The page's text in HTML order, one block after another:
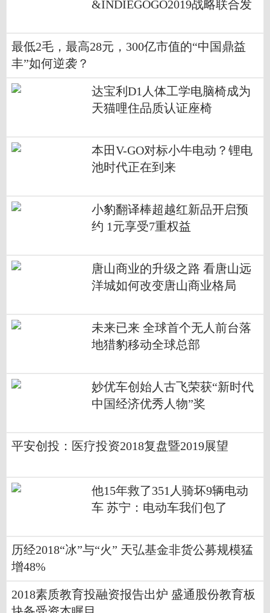
&INDIEGOGO2019战略联合发
最低2毛，最高28元，300亿市值的“中国鼎益
丰”如何逆袭？
达宝利D1人体工学电脑椅成为
天猫哩住品质认证座椅
本田V-GO对标小牛电动？锂电
池时代正在到来
小豹翻译棒超越红新品开启预
约 1元享受7重权益
唐山商业的升级之路 看唐山远
洋城如何改变唐山商业格局
未来已来 全球首个无人前台落
地猎豹移动全球总部
妙优车创始人古飞荣获“新时代
中国经济优秀人物”奖
平安创投：医疗投资2018复盘暨2019展望
他15年救了351人骑坏9辆电动
车 苏宁：电动车我们包了
历经2018“冰”与“火” 天弘基金非货公募规模猛
增48%
2018素质教育投融资报告出炉 盛通股份教育板